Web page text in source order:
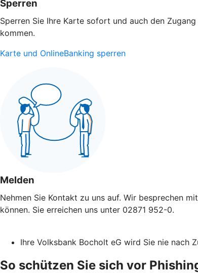
Sperren
Sperren Sie Ihre Karte sofort und auch den
kommen.
Karte und OnlineBanking sperren
Melden
Nehmen Sie Kontakt zu uns auf. Wir besprechen
können. Sie erreichen uns unter 02871 952-0.
Ihre Volksbank Bocholt eG wird Sie nie nach
So schützen Sie sich vor